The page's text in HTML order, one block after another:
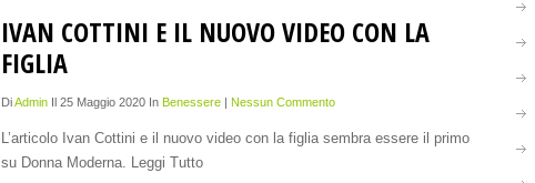
IVAN COTTINI E IL NUOVO VIDEO CON LA
FIGLIA
DiAdmin Il 25 Maggio 2020 InBenessere |Nessun Commento
L’articolo Ivan Cottini e il nuovo video con la figlia sembra essere il primo
su Donna Moderna. Leggi Tutto